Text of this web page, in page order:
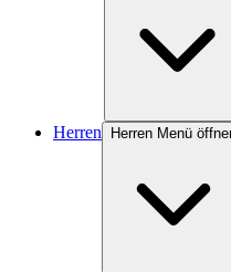
Herren Herren Menü